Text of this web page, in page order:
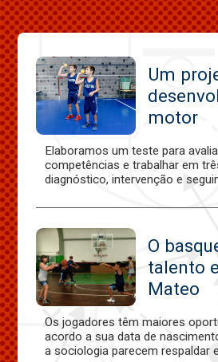
Um
motor
Elaboramos um teste para
competências e trabalhar em
diagnóstico, intervenção e
O
talento
Mateo
Os jogadores têm maiores
acordo a sua data de
a sociologia parecem respaldar